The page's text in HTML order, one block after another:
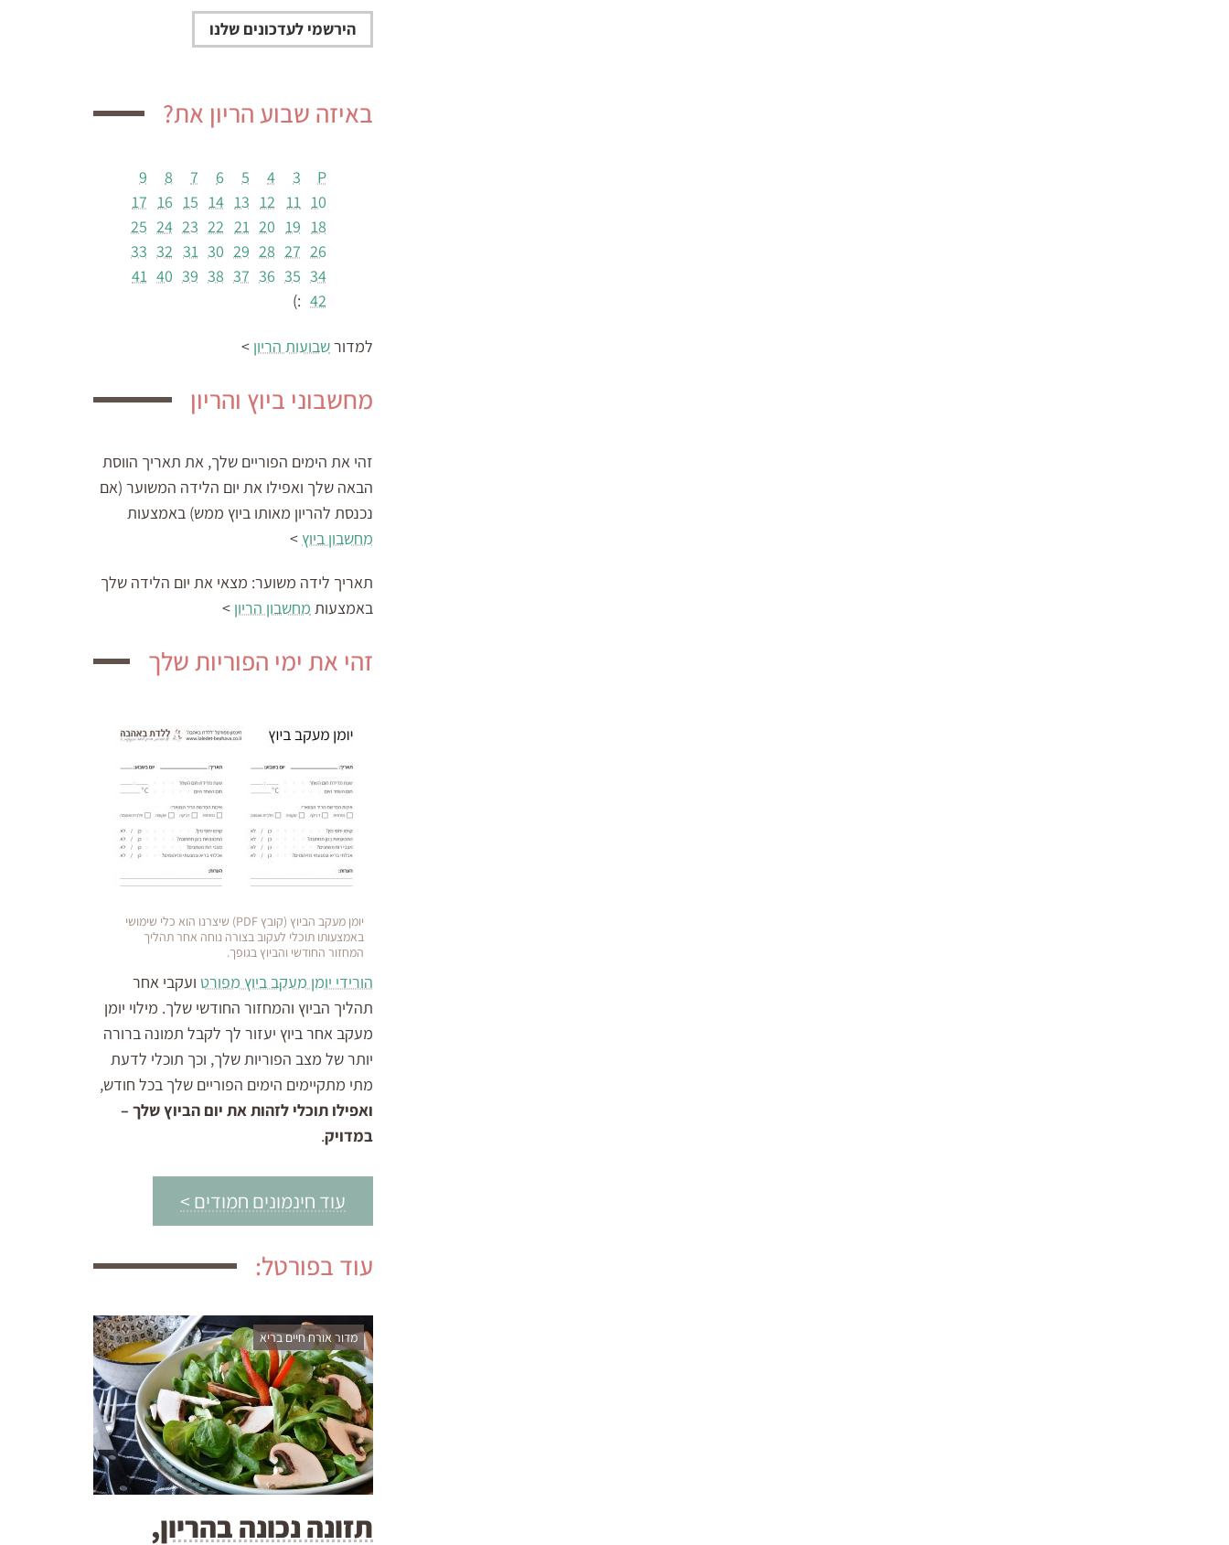
באיזה שבוע הריון את?
P
3
4
5
6
7
8
9
10
11
12
13
14
15
16
17
18
19
20
21
22
23
24
25
26
27
28
29
30
31
32
33
34
35
36
37
38
39
40
41
42
:)
למדורשבועות הריון >
מחשבוני ביוץ והריון
זהי את הימים הפוריים שלך, את תאריך הווסת
הבאה שלך ואפילו את יום הלידה המשוער (אם
נכנסת להריון מאותו ביוץ ממש) באמצעות
מחשבון ביוץ >
תאריך לידה משוער: מצאי את יום הלידה שלך
באמצעות מחשבון הריון >
זהי את ימי הפוריות שלך
יומן מעקב הביוץ (קובץ PDF) שיצרנו הוא כלי שימושי
באמצעותו תוכלי לעקוב בצורה נוחה אחר תהליך
המחזור החודשי והביוץ בגופך.
הורידי יומן מעקב ביוץ מפורט ועקבי אחר
תהליך הביוץ והמחזור החודשי שלך. מילוי יומן
מעקב אחר ביוץ יעזור לך לקבל תמונה ברורה
יותר של מצב הפוריות שלך, וכך תוכלי לדעת
מתי מתקיימים הימים הפוריים שלך בכל חודש,
ואפילו תוכלי לזהות את יום הביוץ שלך –
במדויק.
עוד חינמונים חמודים >
עוד בפורטל:
מדור אורח חיים בריא
תזונה נכונה בהריון,